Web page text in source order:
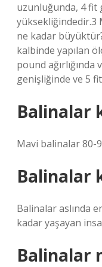
uzunluğunda, 4 fit
yüksekliğindedir.3
ne kadar
kalbinde yapılan
pound
genişliğinde ve 5
Balinalar
Mavi balinalar 80-
Balinalar
Balinalar aslında
kadar yaşayan
Balinalar